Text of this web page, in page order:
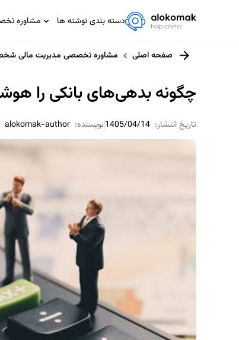
دسته بندی نوشته ها
مشاوره تخصصی IT
مشاوره خانواده
مشاوره ورزشی
مشاوره
صفحه اصلی مشاوره تخصصی مدیریت مالی
چگونه بدهی‌های بانکی را
تاریخ انتشار: 1405/04/14نویسنده: alokomak-author